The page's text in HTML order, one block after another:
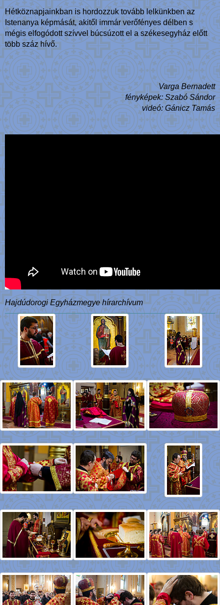
Hétköznapjainkban is hordozzuk tovább lelkünkben az
Istenanya képmását, akitől immár verőfényes délben s
mégis elfogódott szívvel búcsúzott el a székesegyház előtt
több száz hívő.
Varga Bernadett
fényképek: Szabó Sándor
videó: Gánicz Tamás
Hajdúdorogi Egyházmegye hírarchívum